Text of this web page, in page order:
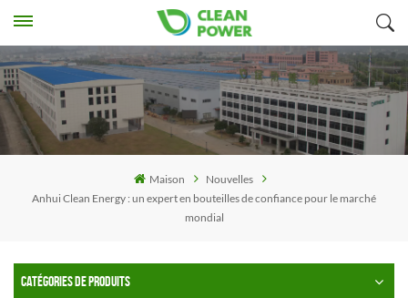
Maison
Nouvelles
Anhui Clean Energy : un expert en bouteilles de confiance pour le marché
mondial
CATÉGORIES DE PRODUITS